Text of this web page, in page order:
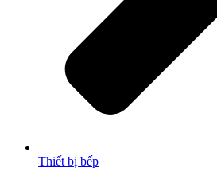
Thiết bị bếp